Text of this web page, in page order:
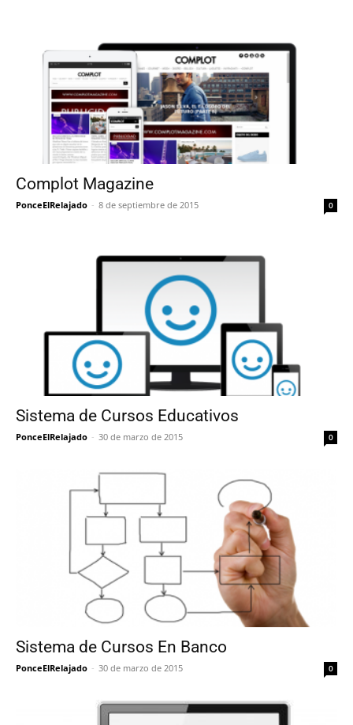
Complot Magazine
PonceElRelajado - 8 de septiembre de 2015 0
Sistema de Cursos Educativos
PonceElRelajado - 30 de marzo de 2015 0
Sistema de Cursos En Banco
PonceElRelajado - 30 de marzo de 2015 0